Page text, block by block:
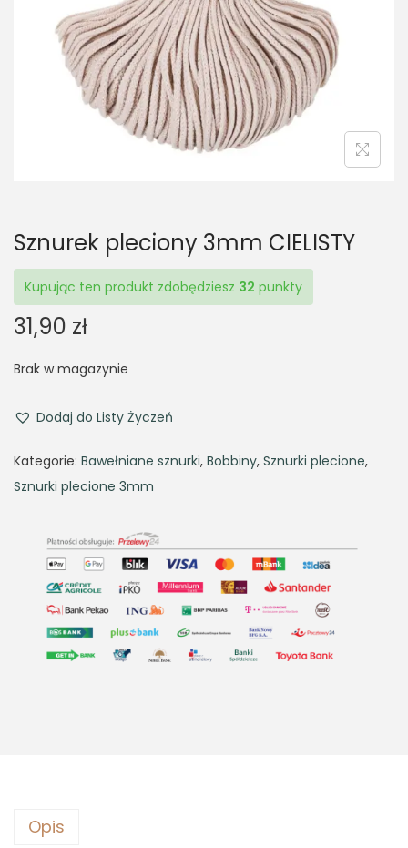
t
i
o
n
t
Sznurek pleciony 3mm CIELISTY
Kupując ten produkt zdobędziesz 32 punkty
31,90 zł
Brak w magazynie
Dodaj do Listy Życzeń
Kategorie: Bawełniane sznurki, Bobbiny, Sznurki plecione,
Sznurki plecione 3mm
Opis